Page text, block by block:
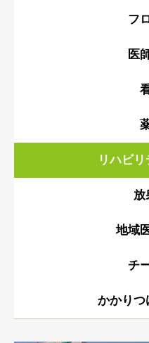
フ
医
リハビ
放
地域
チ
かかりつ